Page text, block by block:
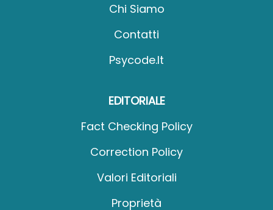
Chi Siamo
Contatti
Psycode.it
EDITORIALE
Fact Checking Policy
Correction Policy
Valori Editoriali
Proprietà